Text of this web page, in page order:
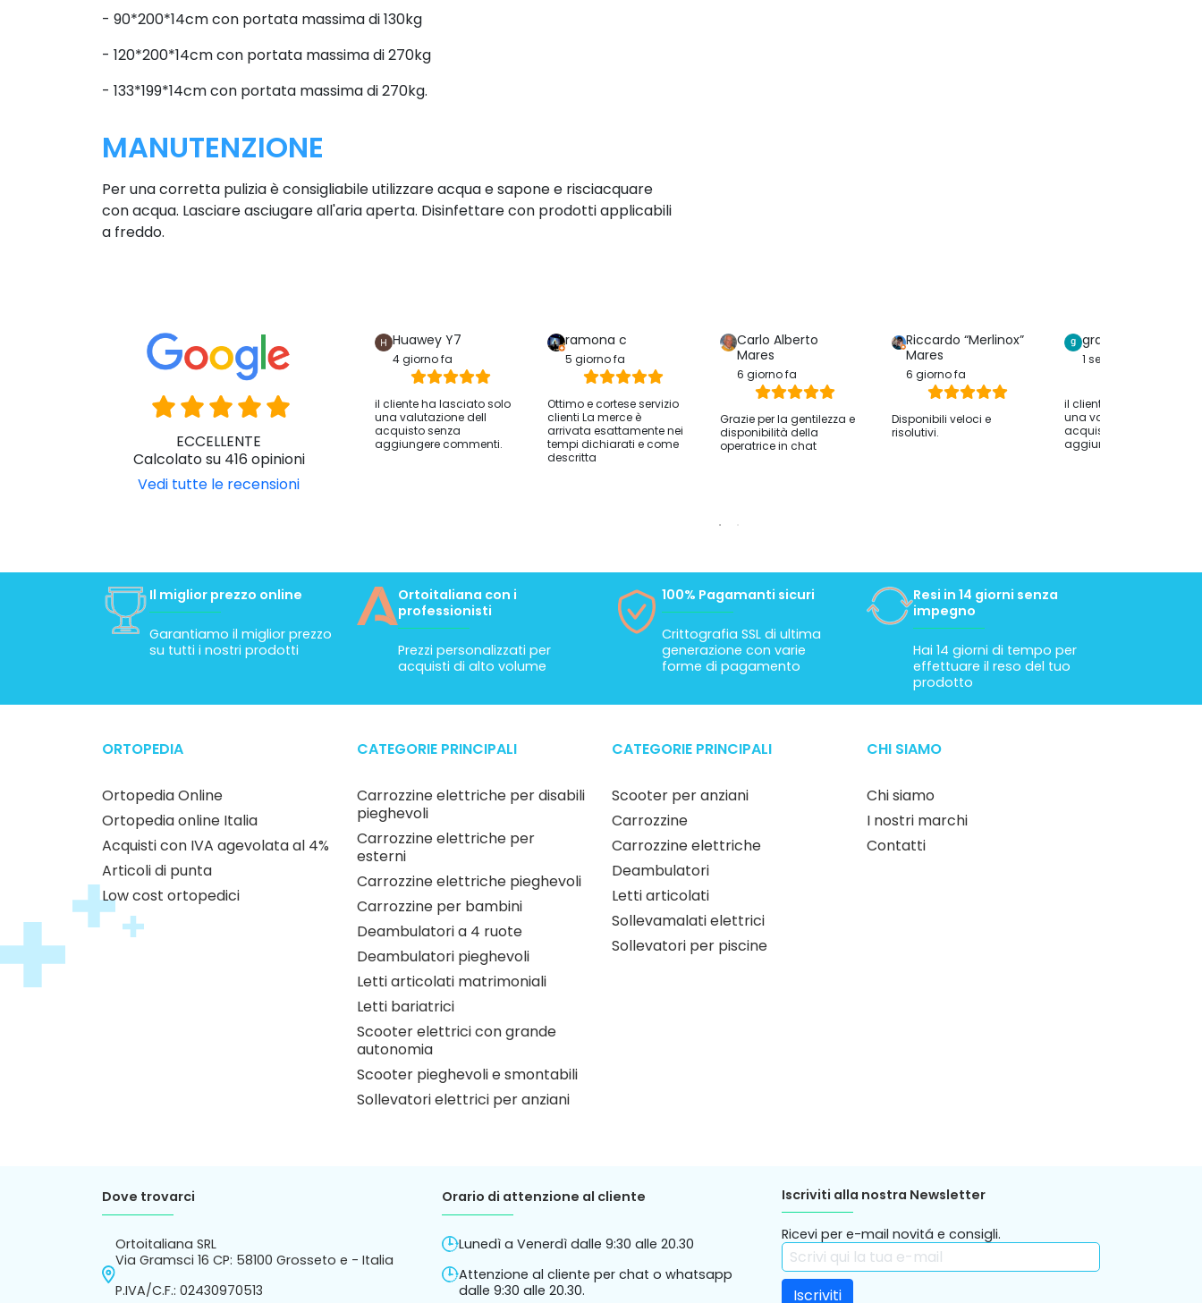
- 90*200*14cm con portata massima di 130kg
- 120*200*14cm con portata massima di 270kg
- 133*199*14cm con portata massima di 270kg.
MANUTENZIONE
Per una corretta pulizia è consigliabile utilizzare acqua e sapone e risciacquare
con acqua. Lasciare asciugare all'aria aperta. Disinfettare con prodotti applicabili
a freddo.
ECCELLENTE
Calcolato su 416 opinioni
Vedi tutte le recensioni
Huawey Y7
4 giorno fa
il cliente ha lasciato solo
una valutazione dell
acquisto senza
aggiungere commenti.
ramona c
5 giorno fa
Ottimo e cortese servizio
clienti La merce è
arrivata esattamente nei
tempi dichiarati e come
descritta
Carlo Alberto
Mares
6 giorno fa
Grazie per la gentilezza e
disponibilità della
operatrice in chat
Riccardo “Merlinox”
Mares
6 giorno fa
Disponibili veloci e
risolutivi.
graziella serreri
1 settimana fa
il cliente ha lasciato solo
una valutazione dell
acquisto senza
aggiungere commenti.
Il miglior prezzo online
Garantiamo il miglior prezzo
su tutti i nostri prodotti
Ortoitaliana con i
professionisti
Prezzi personalizzati per
acquisti di alto volume
100% Pagamanti sicuri
Crittografia SSL di ultima
generazione con varie
forme di pagamento
Resi in 14 giorni senza
impegno
Hai 14 giorni di tempo per
effettuare il reso del tuo
prodotto
ORTOPEDIA
Ortopedia Online
Ortopedia online Italia
Acquisti con IVA agevolata al 4%
Articoli di punta
Low cost ortopedici
CATEGORIE PRINCIPALI
Carrozzine elettriche per disabili
pieghevoli
Carrozzine elettriche per
esterni
Carrozzine elettriche pieghevoli
Carrozzine per bambini
Deambulatori a 4 ruote
Deambulatori pieghevoli
Letti articolati matrimoniali
Letti bariatrici
Scooter elettrici con grande
autonomia
Scooter pieghevoli e smontabili
Sollevatori elettrici per anziani
CATEGORIE PRINCIPALI
Scooter per anziani
Carrozzine
Carrozzine elettriche
Deambulatori
Letti articolati
Sollevamalati elettrici
Sollevatori per piscine
CHI SIAMO
Chi siamo
I nostri marchi
Contatti
Dove trovarci
Ortoitaliana SRL
Via Gramsci 16 CP: 58100 Grosseto e - Italia
P.IVA/C.F.: 02430970513
Orario di attenzione al cliente
Lunedì a Venerdì dalle 9:30 alle 20.30
Attenzione al cliente per chat o whatsapp
dalle 9:30 alle 20.30.
Iscriviti alla nostra Newsletter
Ricevi per e-mail novitá e consigli.